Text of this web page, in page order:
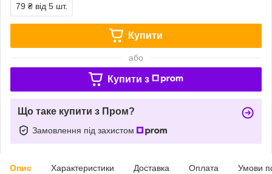
79 ₴ від 5 шт.
Купити
або
Купити з
Що таке купити з Пром?
Замовлення під захистом
Опис Характеристики Доставка Оплата Умови